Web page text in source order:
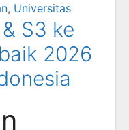
, Universitas
S3 ke
2026